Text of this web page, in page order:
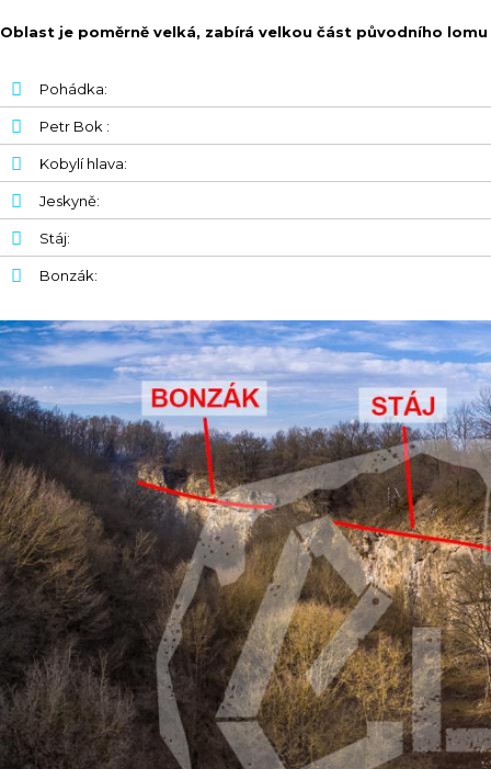
Oblast je poměrně velká, zabírá velkou část původního
Pohádka:
Petr Bok :
Kobylí hlava:
Jeskyně:
Stáj:
Bonzák: